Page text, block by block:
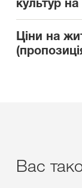
культур
Ціни на
Вас